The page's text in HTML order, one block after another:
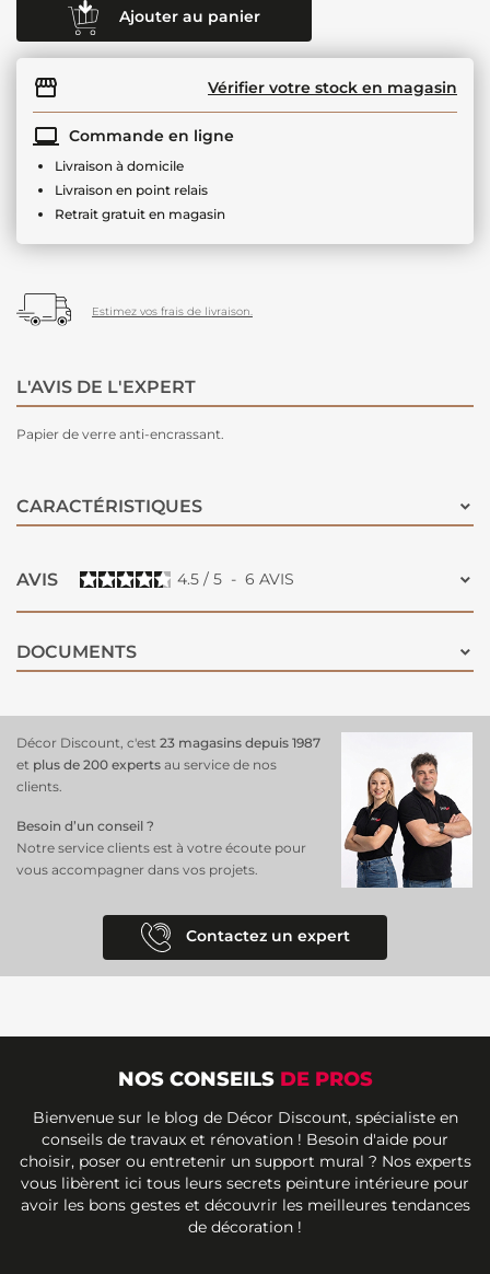
Ajouter au panier
Vérifier votre stock en magasin
Commande en ligne
Livraison à domicile
Livraison en point relais
Retrait gratuit en magasin
Estimez vos frais de livraison.
L'AVIS DE L'EXPERT
Papier de verre anti-encrassant.
CARACTÉRISTIQUES
AVIS 4.5 / 5 - 6 AVIS
DOCUMENTS
Décor Discount, c'est 23 magasins depuis 1987
et plus de 200 experts au service de nos
clients.
Besoin d’un conseil ?
Notre service clients est à votre écoute pour
vous accompagner dans vos projets.
Contactez un expert
NOS CONSEILS DE PROS
Bienvenue sur le blog de Décor Discount, spécialiste en
conseils de travaux et rénovation ! Besoin d'aide pour
choisir, poser ou entretenir un support mural ? Nos experts
vous libèrent ici tous leurs secrets peinture intérieure pour
avoir les bons gestes et découvrir les meilleures tendances
de décoration !